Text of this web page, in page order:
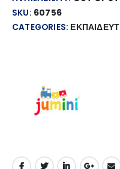
SKU: 60756
CATEGORIES: